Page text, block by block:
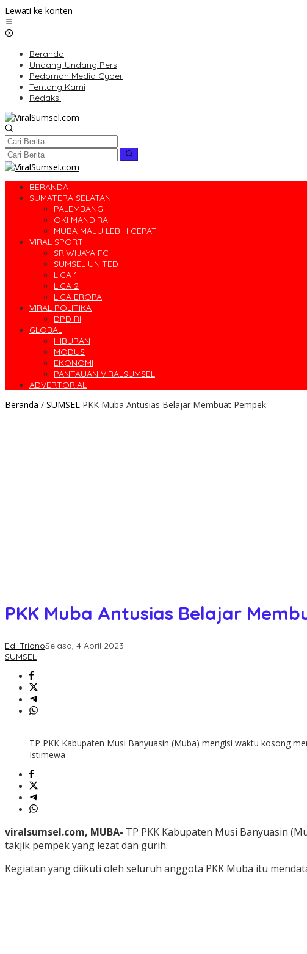
Lewati ke konten
Beranda
Undang-Undang Pers
Pedoman Media Cyber
Tentang Kami
Redaksi
BERANDA
SUMATERA SELATAN
PALEMBANG
OKI MANDIRA
MUBA MAJU LEBIH CEPAT
VIRAL SPORT
SRIWIJAYA FC
SUMSEL UNITED
LIGA 1
LIGA 2
LIGA EROPA
VIRAL POLITIKA
DPD RI
GLOBAL
HIBURAN
MODUS
EKONOMI
PANTAUAN VIRALSUMSEL
ADVERTORIAL
Beranda / SUMSEL PKK Muba Antusias Belajar Membuat Pempek
PKK Muba Antusias Belajar
Edi TrionoSelasa, 4 April 2023
SUMSEL
TP PKK Kabupaten Musi Banyuasin (Muba) mengisi waktu kosong
Istimewa
viralsumsel.com, MUBA- TP PKK Kabupaten Musi Banyuasin
takjik pempek yang lezat dan gurih.
Kegiatan yang diikuti oleh seluruh anggota PKK Muba itu